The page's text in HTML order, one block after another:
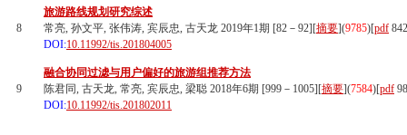
8
旅游路线规划研究综述
常亮, 孙文平, 张伟涛, 宾辰忠, 古天龙 2019年1期 [82－92][摘要](9785)[pdf
DOI:10.11992/tis.201804005
9
融合协同过滤与用户偏好的旅游组推荐方法
陈君同, 古天龙, 常亮, 宾辰忠, 梁聪 2018年6期 [999－1005][摘要](7584)[pdf
DOI:10.11992/tis.201802011